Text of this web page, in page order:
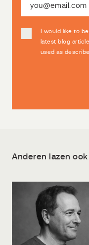
I would like to
latest blog
used as
Anderen lazen ook